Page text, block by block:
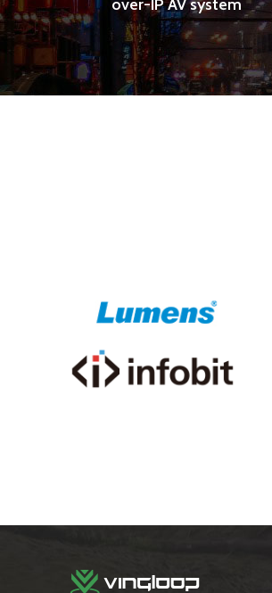
over-IP AV system